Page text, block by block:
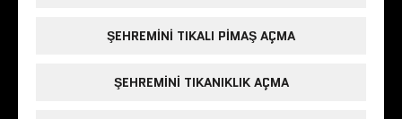
ŞEHREMINI TIKALI PIMAŞ AÇMA
ŞEHREMINI TIKANIKLIK AÇMA